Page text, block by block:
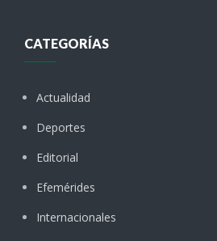
CATEGORÍAS
Actualidad
Deportes
Editorial
Efemérides
Internacionales